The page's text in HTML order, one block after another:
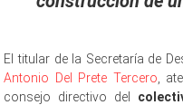
El titular de la Secretaría de
Antonio Del Prete Tercero ,
consejo directivo del